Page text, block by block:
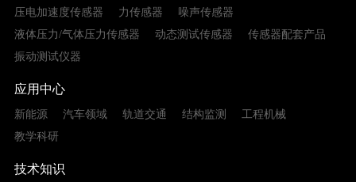
压电加速度传感器 力传感器
噪声传感器
液体压力/气体压力传感器
动态测试传感器
传感器配套产品
振动测试仪器
应用中心
新能源 汽车领域 轨道交通 结构监测
工程机械
教学科研
技术知识